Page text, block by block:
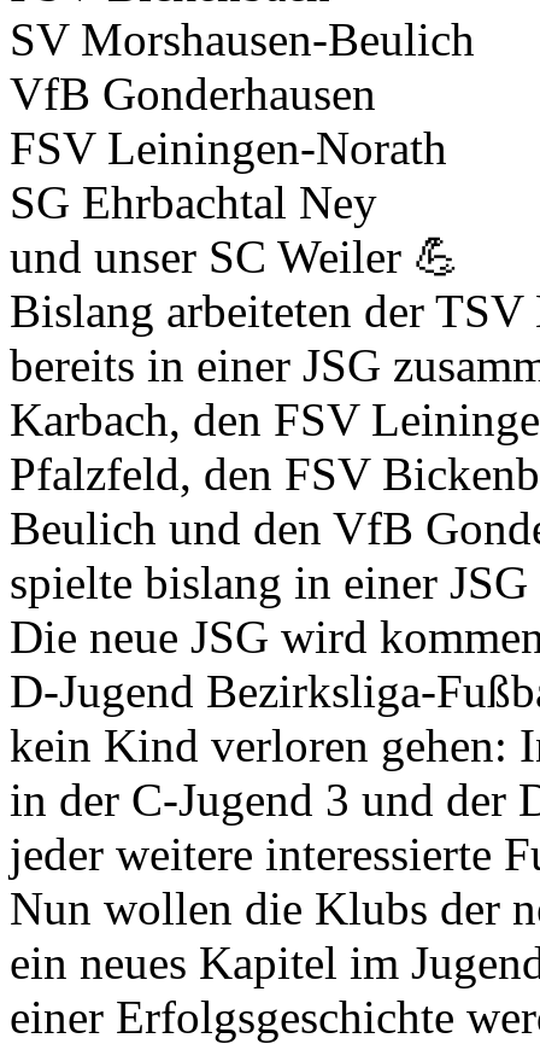
SV Morshausen-Beulich
VfB Gonderhausen
FSV Leiningen-Norath
SG Ehrbachtal Ney
und unser SC Weiler 💪
Bislang arbeiteten der
bereits in einer JSG
Karbach, den FSV
Pfalzfeld, den FSV
Beulich und den VfB
spielte bislang in einer
Die neue JSG wird
D-Jugend Bezirksliga-
kein Kind verloren gehen:
in der C-Jugend 3 und der
jeder weitere interessierte
Nun wollen die Klubs der
ein neues Kapitel im
einer Erfolgsgeschichte